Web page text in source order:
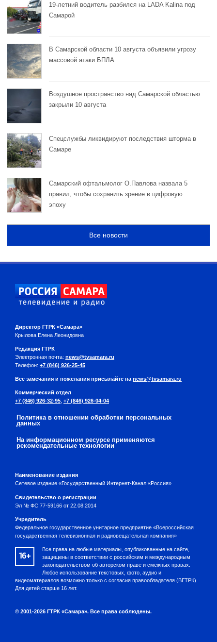
19-летний водитель разбился на LADA Kalina под
Самарой
В Самарской области 10 августа объявили угрозу
массовой атаки БПЛА
Воздушное пространство над Самарской областью
закрыли 10 августа
Спецслужбы ликвидируют последствия шторма в
Самаре
Самарский офтальмолог О.Павлова назвала 5
правил, чтобы сохранить зрение в цифровую
эпоху
Все новости
Директор ГТРК «Самара»
Крылова Елена Леонидовна
Редакция ГТРК
Электронная почта: news@tvsamara.ru
Телефон: +7 (846) 926-25-45
Все замечания и пожелания присылайте на news@tvsamara.ru
Коммерческий отдел
+7 (846) 926-32-95, +7 (846) 926-04-04
Политика в отношении обработки персональных
данных
На информационном ресурсе применяются
рекомендательные технологии
Наименование издания
Сетевое издание «Государственный Интернет-Канал «Россия»
Свидетельство о регистрации
Эл № ФС 77-59166 от 22.08.2014
Учредитель
Федеральное государственное унитарное предприятие «Всероссийская
государственная телевизионная и радиовещательная компания»
16+
Все права на любые материалы, опубликованные на сайте,
защищены в соответствии с российским и международным
законодательством об авторском праве и смежных правах.
Любое использование текстовых, фото, аудио и
видеоматериалов возможно только с согласия правообладателя (ВГТРК).
Для детей старше 16 лет.
© 2001-2026 ГТРК «Самара». Все права соблюдены.